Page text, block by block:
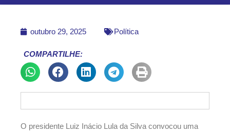
outubro 29, 2025 Política
COMPARTILHE:
O presidente Luiz Inácio Lula da Silva convocou uma